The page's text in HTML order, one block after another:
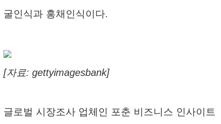
굴인식과 홍채인식이다.
[자료: gettyimagesbank]
글로벌 시장조사 업체인 포춘 비즈니스 인사이트